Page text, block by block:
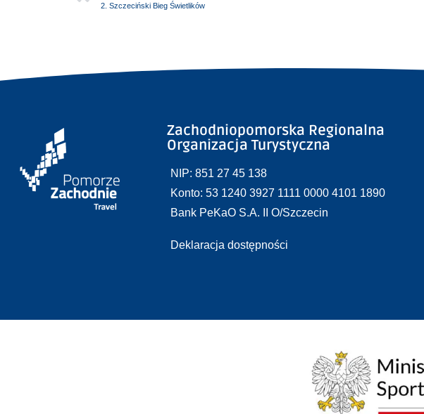
2. Szczeciński Bieg Świetlików
Zachodniopomorska Regionalna
Organizacja Turystyczna
NIP: 851 27 45 138
Konto: 53 1240 3927 1111 0000 4101 1890
Bank PeKaO S.A. II O/Szczecin
Deklaracja dostępności